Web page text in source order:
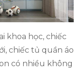
khoa học, chiếc
chiếc tủ quần áo
có nhiều không